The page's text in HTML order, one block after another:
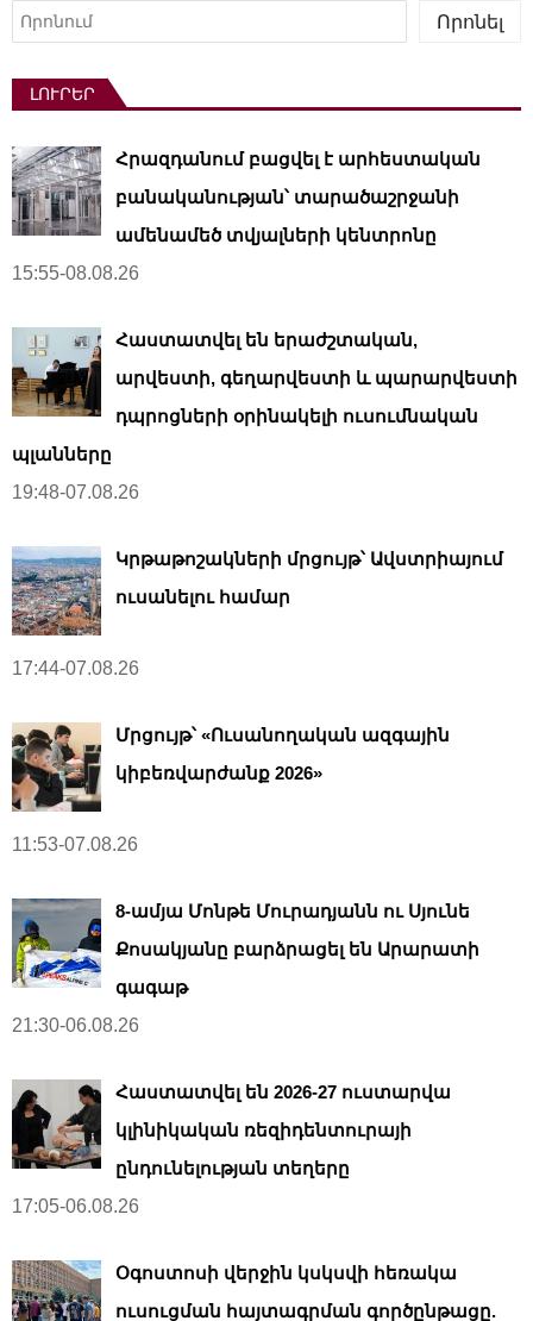
Որոնել
Որոնել
ԼՈՒՐԵՐ
Հրազդանում բացվել է արհեստական ​​
բանականության՝ տարածաշրջանի
ամենամեծ տվյալների կենտրոնը
15:55-08.08.26
Հաստատվել են երաժշտական,
արվեստի, գեղարվեստի և պարարվեստի
դպրոցների օրինակելի ուսումնական
պլանները
19:48-07.08.26
Կրթաթոշակների մրցույթ՝ Ավստրիայում
ուսանելու համար
17:44-07.08.26
Մրցույթ՝ «Ուսանողական ազգային
կիբեռվարժանք 2026»
11:53-07.08.26
8-ամյա Մոնթե Մուրադյանն ու Սյունե
Քոսակյանը բարձրացել են Արարատի
գագաթ
21:30-06.08.26
Հաստատվել են 2026-27 ուստարվա
կլինիկական ռեզիդենտուրայի
ընդունելության տեղերը
17:05-06.08.26
Օգոստոսի վերջին կսկսվի հեռակա
ուսուցման հայտագրման գործընթացը.